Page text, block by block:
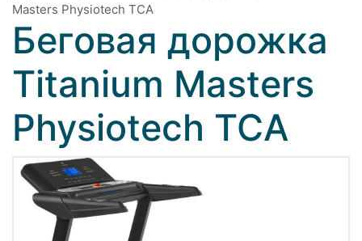
Masters Physiotech TCA
Беговая дорожка
Titanium Masters
Physiotech TCA